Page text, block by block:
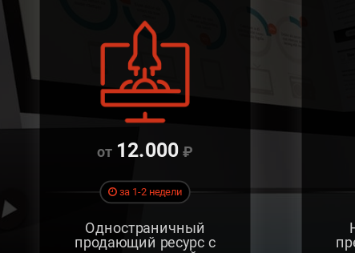
12.000
за 1-2 недели
Одностраничный
продающий ресурс с